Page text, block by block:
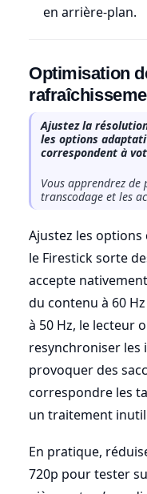
en arrière-plan.
Optimisation
Ajustez la
les options
correspondent à
Vous apprendrez
transcodage et les
Ajustez les options
le Firestick sorte
accepte
du contenu à 60
à 50 Hz, le lecteur
resynchroniser les
provoquer des
correspondre les
un traitement
En pratique,
720p pour tester